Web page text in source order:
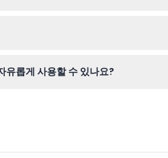
유롭게 사용할 수 있나요?